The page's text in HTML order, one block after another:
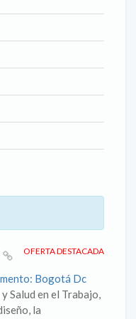
OFERTA DESTACADA
Bogotá Dc
Salud en el Trabajo,
la